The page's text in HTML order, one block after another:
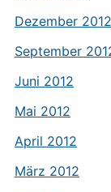
Dezember 2012
September
Juni 2012
Mai 2012
April 2012
März 2012